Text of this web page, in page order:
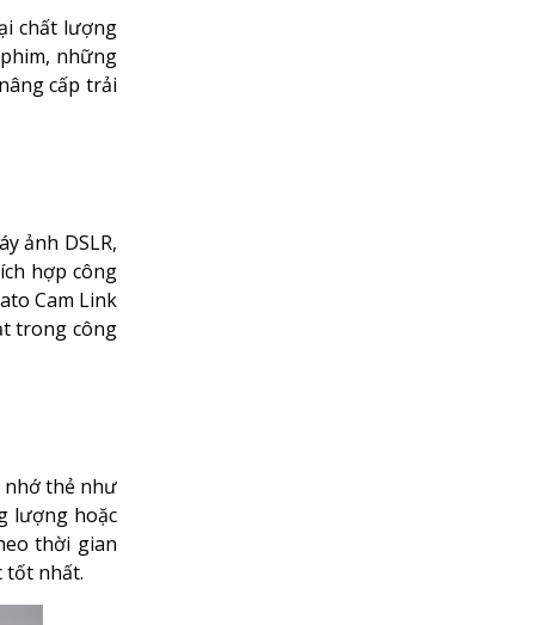
chất lượng
những
cấp trải
ảnh DSLR,
hợp công
Cam Link
trong công
nhớ thẻ như
lượng hoặc
thời gian
tốt nhất.